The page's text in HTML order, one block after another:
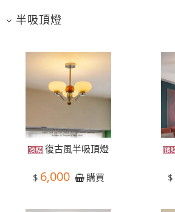
半吸頂燈
復古風半吸頂燈
$ 6,000 購買 $